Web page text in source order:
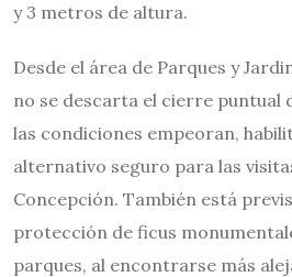
y 3 metros de altura.
Desde el área de Parques y
no se descarta el cierre puntual
las condiciones empeoran,
alternativo seguro para las
Concepción. También está
protección de ficus
parques, al encontrarse más